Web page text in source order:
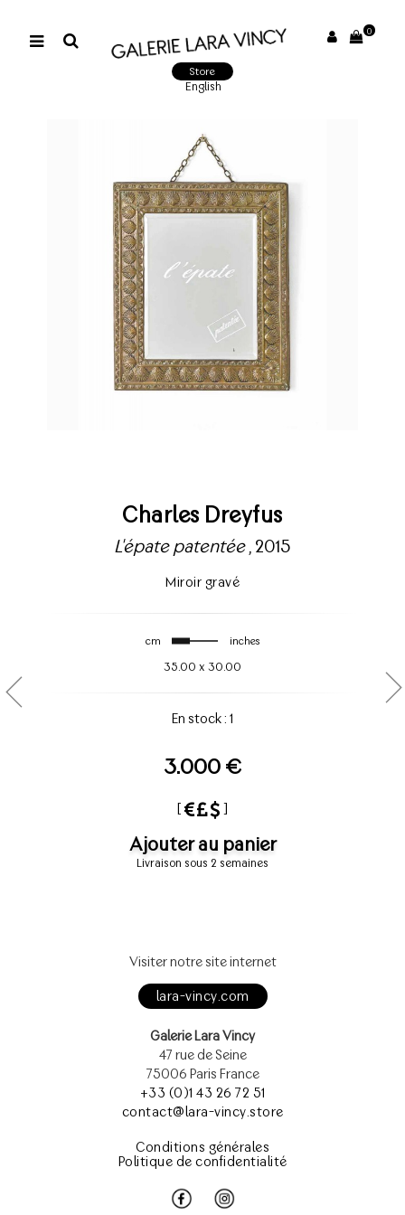
0
Store
English
Charles Dreyfus
L'épate patentée, 2015
Miroir gravé
cm inches
35.00 x 30.00
En stock : 1
3.000 €
[ ]
Ajouter au panier
Livraison sous 2 semaines
Visiter notre site internet
lara-vincy.com
Galerie Lara Vincy
47 rue de Seine
75006 Paris France
+33 (0)1 43 26 72 51
contact@lara-vincy.store
Conditions générales
Politique de confidentialité